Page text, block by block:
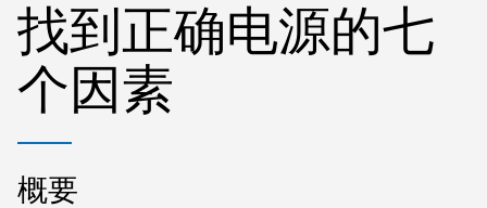
找到正确电源的七
个因素
概要